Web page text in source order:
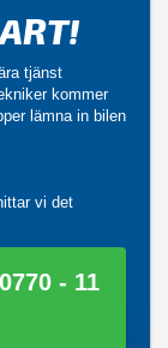
tjänst
kommer
lämna in bilen
vi det
- 11